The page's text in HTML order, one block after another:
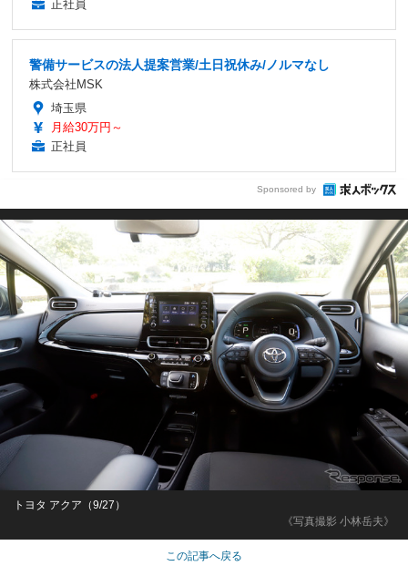
正社員
警備サービスの法人提案営業/土日祝休み/ノルマなし
株式会社MSK
埼玉県
月給30万円～
正社員
Sponsored by
《写真撮影 小林岳夫》
トヨタ アクア（9/27）
この記事へ戻る